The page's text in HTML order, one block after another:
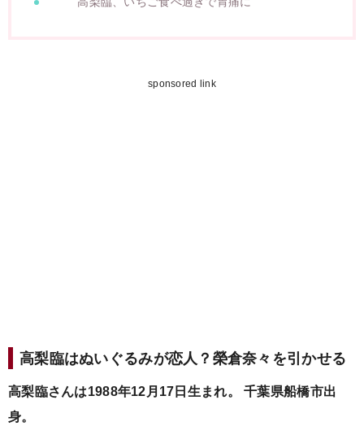
sponsored link
高梨臨はぬいぐるみが恋人？榮倉奈々を引かせる
高梨臨さんは1988年12月17日生まれ。
千葉県船橋市出
身。